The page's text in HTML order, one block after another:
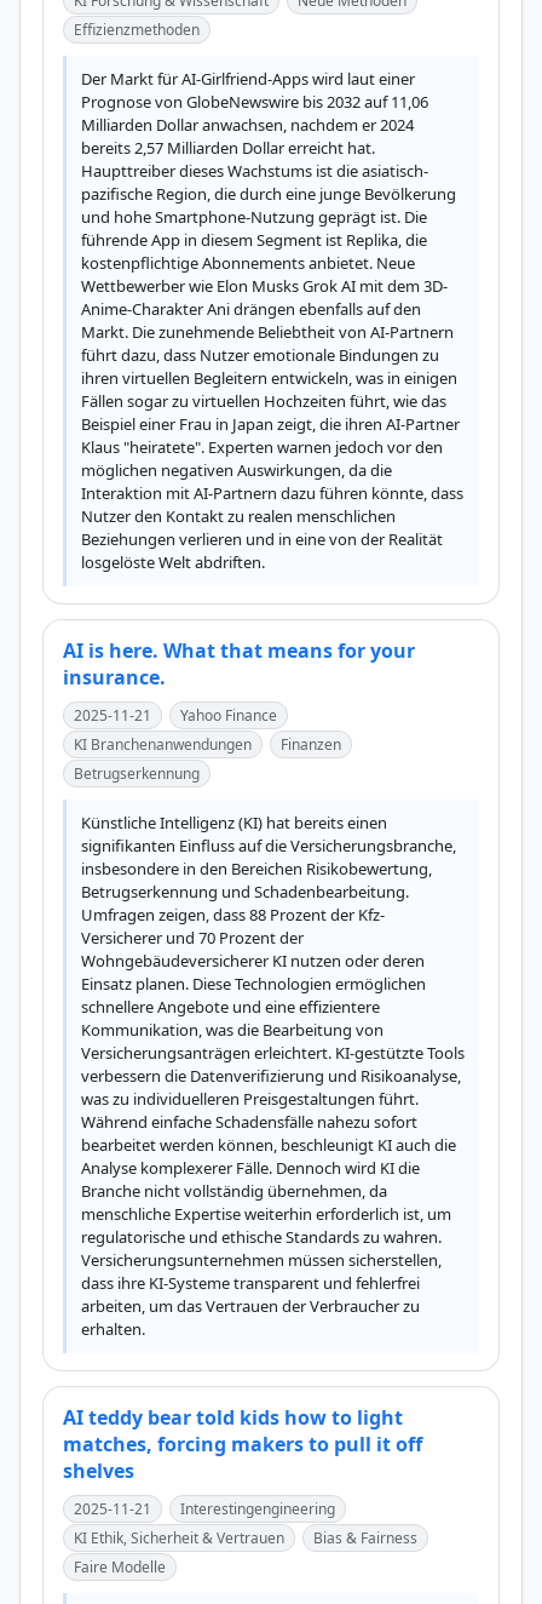
Effizienzmethoden
Der Markt für AI-Girlfriend-Apps wird laut einer
Prognose von GlobeNewswire bis 2032 auf 11,06
Milliarden Dollar anwachsen, nachdem er 2024
bereits 2,57 Milliarden Dollar erreicht hat.
Haupttreiber dieses Wachstums ist die asiatisch-
pazifische Region, die durch eine junge Bevölkerung
und hohe Smartphone-Nutzung geprägt ist. Die
führende App in diesem Segment ist Replika, die
kostenpflichtige Abonnements anbietet. Neue
Wettbewerber wie Elon Musks Grok AI mit dem 3D-
Anime-Charakter Ani drängen ebenfalls auf den
Markt. Die zunehmende Beliebtheit von AI-Partnern
führt dazu, dass Nutzer emotionale Bindungen zu
ihren virtuellen Begleitern entwickeln, was in einigen
Fällen sogar zu virtuellen Hochzeiten führt, wie das
Beispiel einer Frau in Japan zeigt, die ihren AI-Partner
Klaus "heiratete". Experten warnen jedoch vor den
möglichen negativen Auswirkungen, da die
Interaktion mit AI-Partnern dazu führen könnte, dass
Nutzer den Kontakt zu realen menschlichen
Beziehungen verlieren und in eine von der Realität
losgelöste Welt abdriften.
AI is here. What that means for your
insurance.
2025-11-21
Yahoo Finance
KI Branchenanwendungen
Finanzen
Betrugserkennung
Künstliche Intelligenz (KI) hat bereits einen
signifikanten Einfluss auf die Versicherungsbranche,
insbesondere in den Bereichen Risikobewertung,
Betrugserkennung und Schadenbearbeitung.
Umfragen zeigen, dass 88 Prozent der Kfz-
Versicherer und 70 Prozent der
Wohngebäudeversicherer KI nutzen oder deren
Einsatz planen. Diese Technologien ermöglichen
schnellere Angebote und eine effizientere
Kommunikation, was die Bearbeitung von
Versicherungsanträgen erleichtert. KI-gestützte Tools
verbessern die Datenverifizierung und Risikoanalyse,
was zu individuelleren Preisgestaltungen führt.
Während einfache Schadensfälle nahezu sofort
bearbeitet werden können, beschleunigt KI auch die
Analyse komplexerer Fälle. Dennoch wird KI die
Branche nicht vollständig übernehmen, da
menschliche Expertise weiterhin erforderlich ist, um
regulatorische und ethische Standards zu wahren.
Versicherungsunternehmen müssen sicherstellen,
dass ihre KI-Systeme transparent und fehlerfrei
arbeiten, um das Vertrauen der Verbraucher zu
erhalten.
AI teddy bear told kids how to light
matches, forcing makers to pull it off
shelves
2025-11-21
Interestingengineering
KI Ethik, Sicherheit & Vertrauen
Bias & Fairness
Faire Modelle